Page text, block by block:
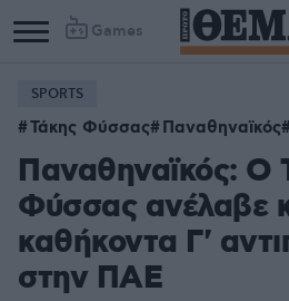
Games
SPORTS
Τάκης Φύσσας Παναθηναϊκός
Παναθηναϊκός: Ο
Φύσσας ανέλαβε
καθήκοντα Γ'
στην ΠΑΕ